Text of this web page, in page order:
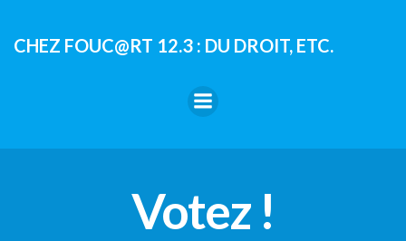
contenu
CHEZ FOUC@RT 12.3 : DU DROIT, ETC.
Votez !